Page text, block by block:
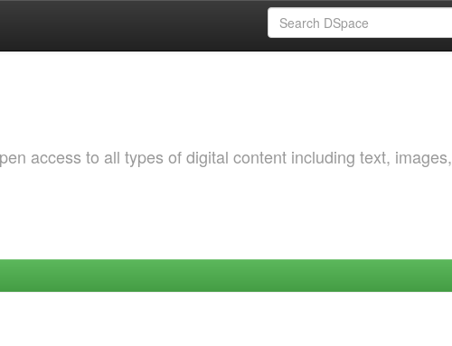
access to all types of digital content including text, images,